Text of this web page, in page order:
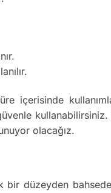
içerisinde
olacağız.
bir düzeyden